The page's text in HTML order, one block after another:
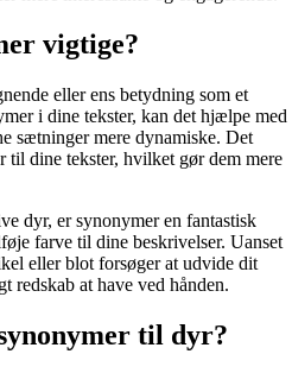
vigtige?
eller ens betydning som et
i dine tekster, kan det hjælpe med
sætninger mere dynamiske. Det
til dine tekster, hvilket gør dem mere
dyr, er synonymer en fantastisk
farve til dine beskrivelser. Uanset
eller blot forsøger at udvide dit
redskab at have ved hånden.
til dyr?